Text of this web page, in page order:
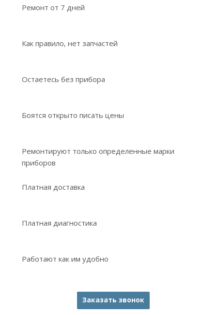
Ремонт от 7 дней
Как правило, нет запчастей
Остаетесь без прибора
Боятся открыто писать цены
Ремонтируют только определенные марки
приборов
Платная доставка
Платная диагностика
Работают как им удобно
Заказать звонок